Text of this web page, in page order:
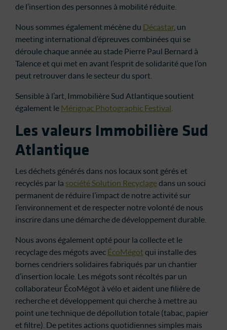
de l’insertion des personnes à mobilité réduite.
Nous sommes également mécène du Décastar, un
meeting international d’épreuves combinées qui se
déroule chaque année au stade Pierre Paul Bernard à
Talence et qui met en avant l’esprit de solidarité que l’on
peut retrouver dans le secteur du sport.
Sensible à l’art, Immobilière Sud Atlantique soutient
également le Mérignac Photographic Festival
Les valeurs Immobilière Sud
Atlantique
Les déchets générés dans nos locaux sont gérés et
recyclés par la société Solution Recyclagedans un souci
permanent de réduire l’impact de notre activité sur
l’environnement et de respecter notre volonté de nous
inscrire dans une démarche de développement durable.
Nous avons également opté pour la collecte et le
recyclage des mégots avec ÉcoMégotqui installe des
bornes cendriers solidaires fabriqués par un chantier
d’insertion locale. Les mégots sont récoltés par un
collaborateur ÉcoMégot à vélo et aident une filière de
recherche et développement qui cherche à mettre au
point une technique de dépollution totale (tabac, papier
et filtre). De petites actions quotidiennes simples mais